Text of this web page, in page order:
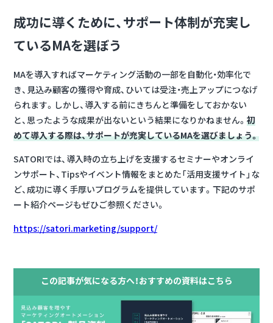
成功に導くために、サポート体制が充実し
ているMAを選ぼう
MAを導入すればマーケティング活動の一部を自動化・効率化で
き、見込み顧客の獲得や育成、ひいては受注・売上アップにつなげ
られます。しかし、導入する前にきちんと準備をしておかない
と、思ったような成果が出ないという結果になりかねません。 初
めて導入する際は、サポートが充実しているMAを選びましょう。
SATORIでは、導入時の立ち上げを支援するセミナーやオンライ
ンサポート、Tipsやイベント情報をまとめた「活用支援サイト」な
ど、成功に導く手厚いプログラムを提供しています。下記のサポ
ート紹介ページもぜひご参照ください。
https://satori.marketing/support/
この記事が気になる方へ！おすすめの資料はこちら